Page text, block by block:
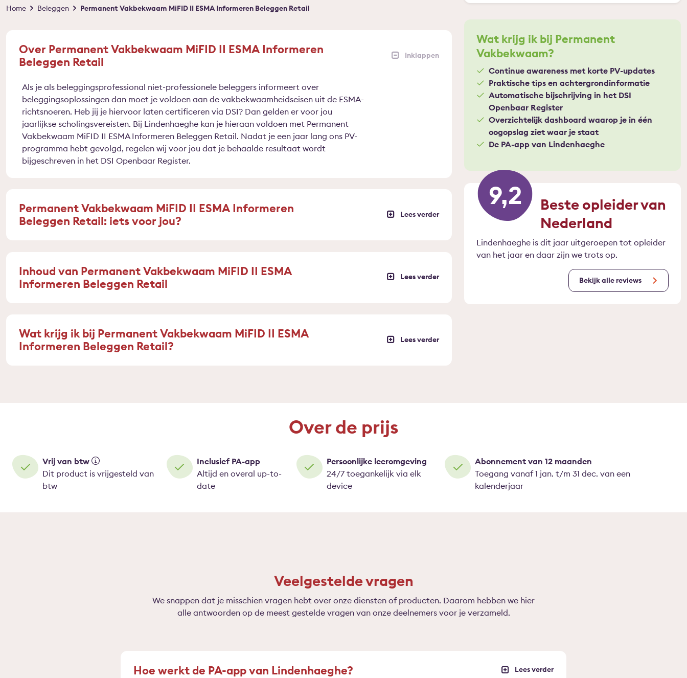
Kruimelpad
Home Beleggen Permanent Vakbekwaam MiFID II ESMA Informeren Beleggen Retail
Over Permanent Vakbekwaam MiFID II ESMA Informeren
Beleggen Retail
Als je als beleggingsprofessional niet-professionele beleggers informeert over
beleggingsoplossingen dan moet je voldoen aan de vakbekwaamheidseisen uit de ESMA-
richtsnoeren. Heb jij je hiervoor laten certificeren via DSI? Dan gelden er voor jou
jaarlijkse scholingsvereisten. Bij Lindenhaeghe kan je hieraan voldoen met Permanent
Vakbekwaam MiFID II ESMA Informeren Beleggen Retail. Nadat je een jaar lang ons PV-
programma hebt gevolgd, regelen wij voor jou dat je behaalde resultaat wordt
bijgeschreven in het DSI Openbaar Register.
Permanent Vakbekwaam MiFID II ESMA Informeren
Beleggen Retail: iets voor jou?
Inhoud van Permanent Vakbekwaam MiFID II ESMA
Informeren Beleggen Retail
Wat krijg ik bij Permanent Vakbekwaam MiFID II ESMA
Informeren Beleggen Retail?
Wat krijg ik bij Permanent
Vakbekwaam?
Continue awareness met korte PV-updates
Praktische tips en achtergrondinformatie
Automatische bijschrijving in het DSI
Openbaar Register
Overzichtelijk dashboard waarop je in één
oogopslag ziet waar je staat
De PA-app van Lindenhaeghe
9,2
Beste opleider van
Nederland
Lindenhaeghe is dit jaar uitgeroepen tot opleider
van het jaar en daar zijn we trots op.
Bekijk alle reviews
Over de prijs
Vrij van btw
Dit product is vrijgesteld van
btw
Inclusief PA-app
Altijd en overal up-to-
date
Persoonlijke leeromgeving
24/7 toegankelijk via elk
device
Abonnement van 12 maanden
Toegang vanaf 1 jan. t/m 31 dec. van een
kalenderjaar
Veelgestelde vragen
We snappen dat je misschien vragen hebt over onze diensten of producten. Daarom hebben we hier
alle antwoorden op de meest gestelde vragen van onze deelnemers voor je verzameld.
Hoe werkt de PA-app van Lindenhaeghe?